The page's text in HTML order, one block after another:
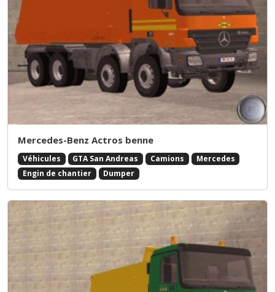
Mercedes-Benz Actros benne
Véhicules GTA San Andreas Camions
Mercedes
Engin de chantier
Dumper